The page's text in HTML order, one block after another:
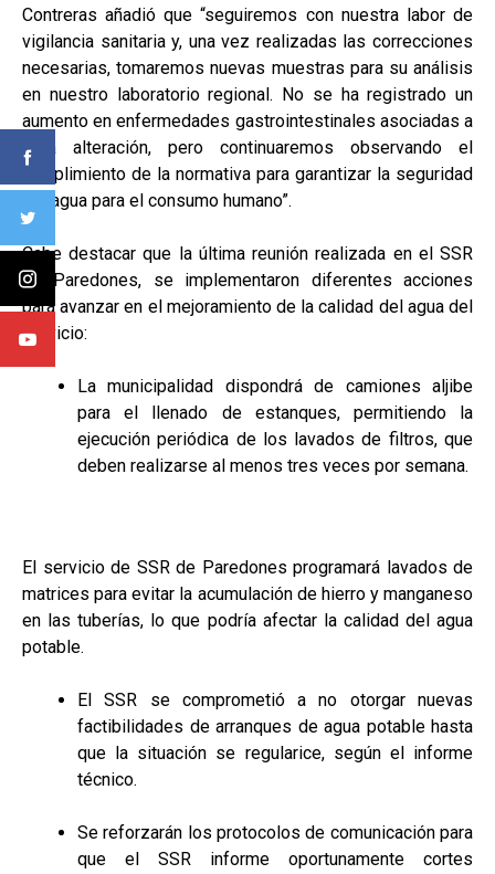
Contreras añadió que “seguiremos con nuestra labor de
vigilancia sanitaria y, una vez realizadas las correcciones
necesarias, tomaremos nuevas muestras para su análisis
en nuestro laboratorio regional. No se ha registrado un
aumento en enfermedades gastrointestinales asociadas a
esta alteración, pero continuaremos observando el
cumplimiento de la normativa para garantizar la seguridad
del agua para el consumo humano”.
Cabe destacar que la última reunión realizada en el SSR
de Paredones, se implementaron diferentes acciones
para avanzar en el mejoramiento de la calidad del agua del
servicio:
La municipalidad dispondrá de camiones aljibe
para el llenado de estanques, permitiendo la
ejecución periódica de los lavados de filtros, que
deben realizarse al menos tres veces por semana.
El servicio de SSR de Paredones programará lavados de
matrices para evitar la acumulación de hierro y manganeso
en las tuberías, lo que podría afectar la calidad del agua
potable.
El SSR se comprometió a no otorgar nuevas
factibilidades de arranques de agua potable hasta
que la situación se regularice, según el informe
técnico.
Se reforzarán los protocolos de comunicación para
que el SSR informe oportunamente cortes